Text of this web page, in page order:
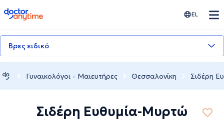
doctoranytime EL
Βρες ειδικό
Γυναικολόγοι - Μαιευτήρες Θεσσαλονίκη Σιδέρη
Σιδέρη Ευθυμία-Μυρτώ